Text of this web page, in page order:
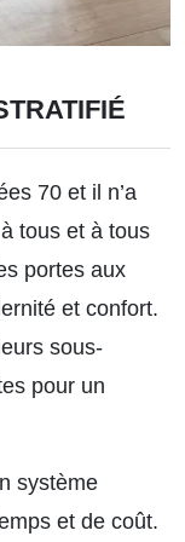
70 et il n’a
tous et à tous
portes aux
et confort.
sous-
pour un
système
et de coût.